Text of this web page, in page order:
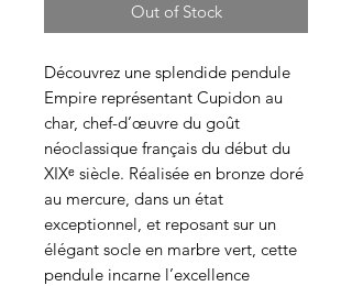
Out of Stock
Découvrez une splendide pendule
Empire représentant Cupidon au
char, chef-d’œuvre du goût
néoclassique français du début du
XIXᵉ siècle. Réalisée en bronze doré
au mercure, dans un état
exceptionnel, et reposant sur un
élégant socle en marbre vert, cette
pendule incarne l’excellence